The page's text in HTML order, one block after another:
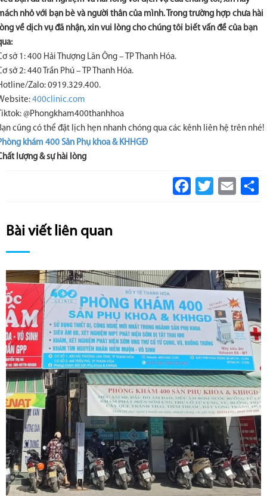
nhỏ với bạn bè và người thân của mình. Trong trường hợp chưa hài
về dịch vụ đã nhận, xin vui lòng cho chúng tôi biết vấn đề của bạn
sở 1: 400 Hải Thượng Lãn Ông – TP Thanh Hóa.
sở 2: 440 Trần Phú – TP Thanh Hóa.
Zalo: 0919.329.400.
400clinic.com
@Phongkham400thanhhoa
cũng có thể đặt lịch hẹn nhanh chóng qua các kênh liên hệ trên nhé!
khám 400 Sản Phụ khoa & KHHGĐ
lượng & sự hài lòng
Facebook
Twitter Email
Bài viết liên quan